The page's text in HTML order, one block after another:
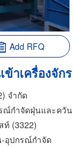
Add RFQ
าเครื่องจักร
จำกัด
ณ์กำจัดฝุ่นและควัน
ท์ (3322)
อุปกรณ์กำจัด